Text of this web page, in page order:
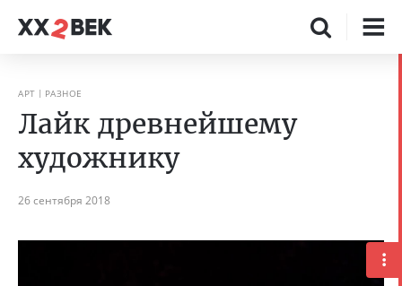
АРТ РАЗНОЕ
Лайк древнейшему
художнику
26 сентября 2018